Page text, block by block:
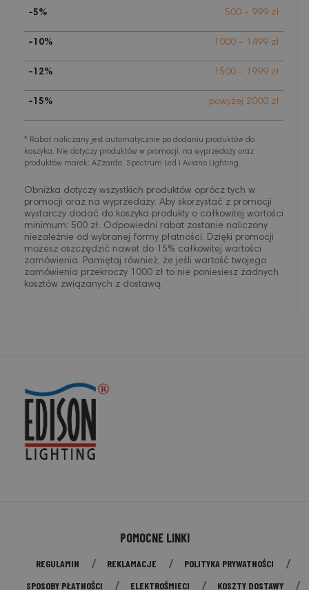
-5% 500 - 999 zł
-10% 1000 - 1499 zł
-12% 1500 - 1999 zł
-15% powyżej 2000 zł
* Rabat naliczany jest automatycznie po dodaniu produktów do
koszyka. Nie dotyczy produktów w promocji, na wyprzedaży oraz
produktów marek: AZzardo, Spectrum Led i Aviano Lighting.
Obniżka dotyczy wszystkich produktów oprócz tych w
promocji oraz na wyprzedaży. Aby skorzystać z promocji
wystarczy dodać do koszyka produkty o całkowitej wartości
minimum: 500 zł. Odpowiedni rabat zostanie naliczony
niezależnie od wybranej formy płatności. Dzięki promocji
możesz oszczędzić nawet do 15% całkowitej wartości
zamówienia. Pamiętaj również, że jeśli wartość twojego
zamówienia przekroczy 1000 zł to nie poniesiesz żadnych
kosztów związanych z dostawą.
POMOCNE LINKI
REGULAMIN REKLAMACJE
POLITYKA PRYWATNOŚCI
SPOSOBY PŁATNOŚCI
ELEKTROŚMIECI KOSZTY DOSTAWY